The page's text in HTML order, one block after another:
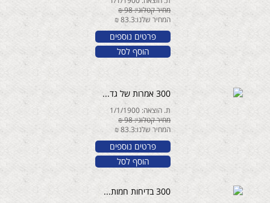
מחיר קטלוגי: 98 ₪
המחיר שלנו:83.3 ₪
פרטים נוספים
הוסף לסל
300 אמרות של גד...
ת. הוצאה: 1/1/1900
מחיר קטלוגי: 98 ₪
המחיר שלנו:83.3 ₪
פרטים נוספים
הוסף לסל
300 בדיחות חמות...